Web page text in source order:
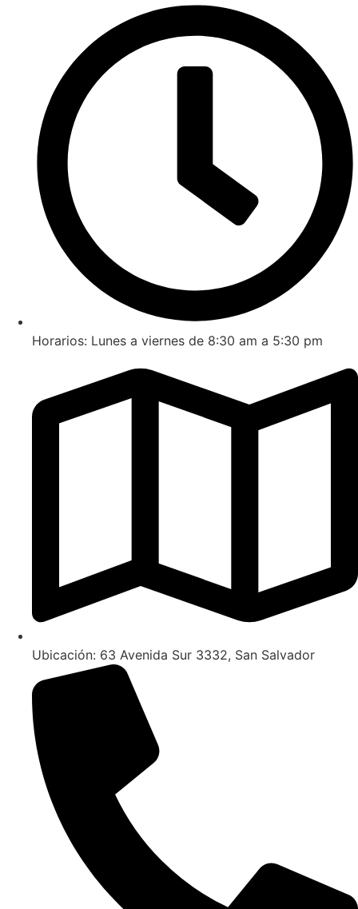
Horarios: Lunes a viernes de 8:30 am a 5:30 pm
Ubicación: 63 Avenida Sur 3332, San Salvador